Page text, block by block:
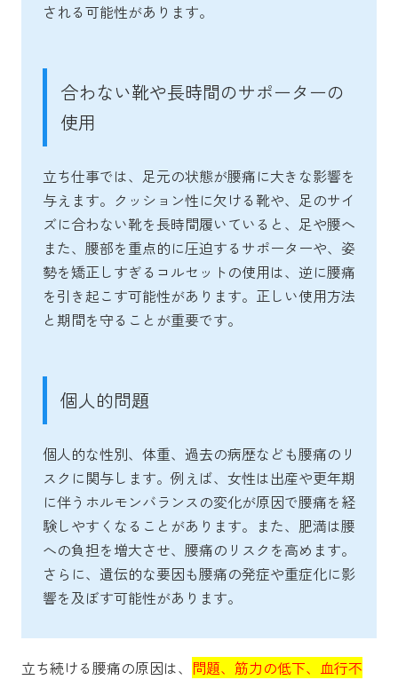
される可能性があります。
合わない靴や長時間のサポーターの
使用
立ち仕事では、足元の状態が腰痛に大きな影響を
与えます。クッション性に欠ける靴や、足のサイ
ズに合わない靴を長時間履いていると、足や腰へ
また、腰部を重点的に圧迫するサポーターや、姿
勢を矯正しすぎるコルセットの使用は、逆に腰痛
を引き起こす可能性があります。正しい使用方法
と期間を守ることが重要です。
個人的問題
個人的な性別、体重、過去の病歴なども腰痛のリ
スクに関与します。例えば、女性は出産や更年期
に伴うホルモンバランスの変化が原因で腰痛を経
験しやすくなることがあります。また、肥満は腰
への負担を増大させ、腰痛のリスクを高めます。
さらに、遺伝的な要因も腰痛の発症や重症化に影
響を及ぼす可能性があります。
立ち続ける腰痛の原因は、 問題、筋力の低下、血行不